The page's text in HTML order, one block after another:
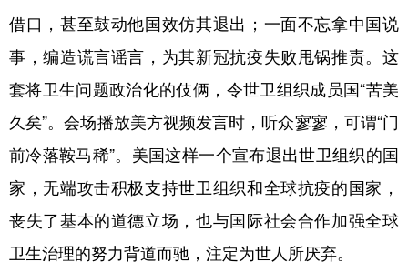
借口，甚至鼓动他国效仿其退出；一面不忘拿中国说
事，编造谎言谣言，为其新冠抗疫失败甩锅推责。这
套将卫生问题政治化的伎俩，令世卫组织成员国“苦美
久矣”。会场播放美方视频发言时，听众寥寥，可谓“门
前冷落鞍马稀”。美国这样一个宣布退出世卫组织的国
家，无端攻击积极支持世卫组织和全球抗疫的国家，
丧失了基本的道德立场，也与国际社会合作加强全球
卫生治理的努力背道而驰，注定为世人所厌弃。